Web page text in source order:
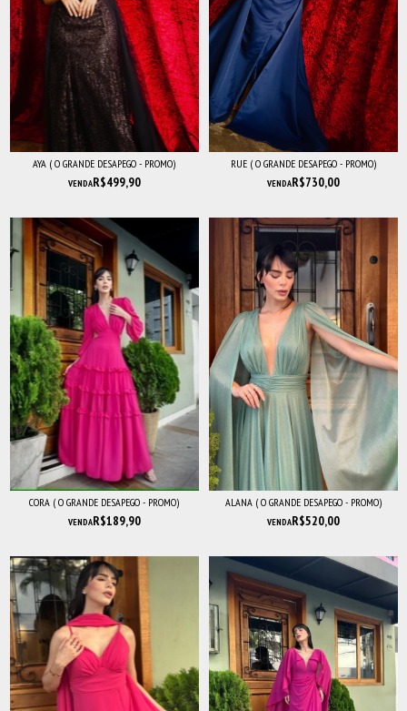
AYA ( O GRANDE DESAPEGO - PROMO)
VENDAR$499,90
RUE ( O GRANDE DESAPEGO - PROMO)
VENDAR$730,00
CORA ( O GRANDE DESAPEGO - PROMO)
VENDAR$189,90
ALANA ( O GRANDE DESAPEGO - PROMO)
VENDAR$520,00